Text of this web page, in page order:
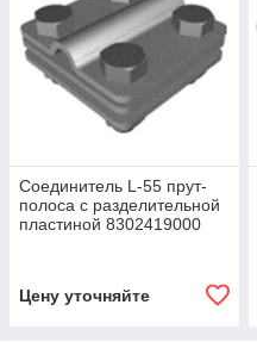
Соединитель L-55 прут-
полоса с разделительной
пластиной 8302419000
Цену уточняйте